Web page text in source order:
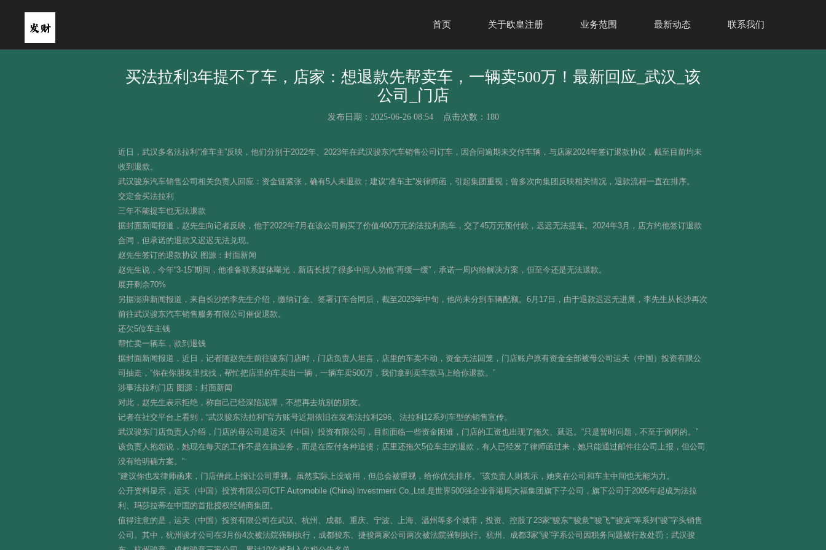
首页 关于欧皇注册 业务范围 最新动态 联系我们
买法拉利3年提不了车，店家：想退款先帮卖车，一辆卖500万！最新回应_武汉_该
公司_门店
发布日期：2025-06-26 08:54 点击次数：180
近日，武汉多名法拉利“准车主”反映，他们分别于2022年、2023年在武汉骏东汽车销售公司订车，因合同逾期未交付车辆，与店家2024年签订退款协议，截至目前均未
收到退款。
武汉骏东汽车销售公司相关负责人回应：资金链紧张，确有5人未退款；建议“准车主”发律师函，引起集团重视；曾多次向集团反映相关情况，退款流程一直在排序。
交定金买法拉利
三年不能提车也无法退款
据封面新闻报道，赵先生向记者反映，他于2022年7月在该公司购买了价值400万元的法拉利跑车，交了45万元预付款，迟迟无法提车。2024年3月，店方约他签订退款
合同，但承诺的退款又迟迟无法兑现。
赵先生签订的退款协议 图源：封面新闻
赵先生说，今年“3·15”期间，他准备联系媒体曝光，新店长找了很多中间人劝他“再缓一缓”，承诺一周内给解决方案，但至今还是无法退款。
展开剩余70%
另据澎湃新闻报道，来自长沙的李先生介绍，缴纳订金、签署订车合同后，截至2023年中旬，他尚未分到车辆配额。6月17日，由于退款迟迟无进展，李先生从长沙再次
前往武汉骏东汽车销售服务有限公司催促退款。
还欠5位车主钱
帮忙卖一辆车，款到退钱
据封面新闻报道，近日，记者随赵先生前往骏东门店时，门店负责人坦言，店里的车卖不动，资金无法回笼，门店账户原有资金全部被母公司运天（中国）投资有限公
司抽走，“你在你朋友里找找，帮忙把店里的车卖出一辆，一辆车卖500万，我们拿到卖车款马上给你退款。”
涉事法拉利门店 图源：封面新闻
对此，赵先生表示拒绝，称自己已经深陷泥潭，不想再去坑别的朋友。
记者在社交平台上看到，“武汉骏东法拉利”官方账号近期依旧在发布法拉利296、法拉利12系列车型的销售宣传。
武汉骏东门店负责人介绍，门店的母公司是运天（中国）投资有限公司，目前面临一些资金困难，门店的工资也出现了拖欠、延迟。“只是暂时问题，不至于倒闭的。”
该负责人抱怨说，她现在每天的工作不是在搞业务，而是在应付各种追债；店里还拖欠5位车主的退款，有人已经发了律师函过来，她只能通过邮件往公司上报，但公司
没有给明确方案。”
“建议你也发律师函来，门店借此上报让公司重视。虽然实际上没啥用，但总会被重视，给你优先排序。”该负责人则表示，她夹在公司和车主中间也无能为力。
公开资料显示，运天（中国）投资有限公司CTF Automobile (China) lnvestment Co.,Ltd.是世界500强企业香港周大福集团旗下子公司，旗下公司于2005年起成为法拉
利、玛莎拉蒂在中国的首批授权经销商集团。
值得注意的是，运天（中国）投资有限公司在武汉、杭州、成都、重庆、宁波、上海、温州等多个城市，投资、控股了23家“骏东”“骏意”“骏飞”“骏滨”等系列“骏”字头销售
公司。其中，杭州骏才公司在3月份4次被法院强制执行，成都骏东、捷骏两家公司两次被法院强制执行。杭州、成都3家“骏”字系公司因税务问题被行政处罚；武汉骏